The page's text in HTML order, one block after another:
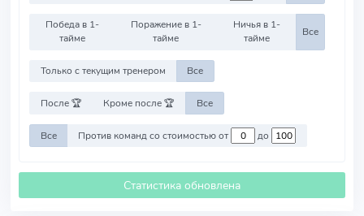
Победа в 1-
тайме
Поражение в 1-
тайме
Ничья в 1-
тайме
Все
Только с текущим тренером Все
После 🏆 Кроме после 🏆 Все
Все Против команд со стоимостью от до
Статистика обновлена